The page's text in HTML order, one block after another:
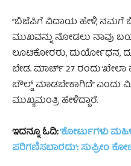
“ಬಿಜೆಪಿಗೆ ವಿದಾಯ ಹೇಳಿ,
ಮುಖವನ್ನು ನೋಡಲು ನಾವು
ಲೂಟಿಕೋರರು, ದುರ್ಯೋಧನ,
ಬೇಡ. ಮಾರ್ಚ್ 27 ರಂದು
ಬೌಲ್ಡ್‌ ಮಾಡಬೇಕಾಗಿದೆ” ಎಂದು
ಮುಖ್ಯಮಂತ್ರಿ ಹೇಳಿದ್ದಾರೆ.
ಇದನ್ನೂ ಓದಿ:‘ಕೋರ್ಟುಗಳು
ಪರಿಗಣಿಸಬಾರದು’: ಸುಪ್ರೀಂ